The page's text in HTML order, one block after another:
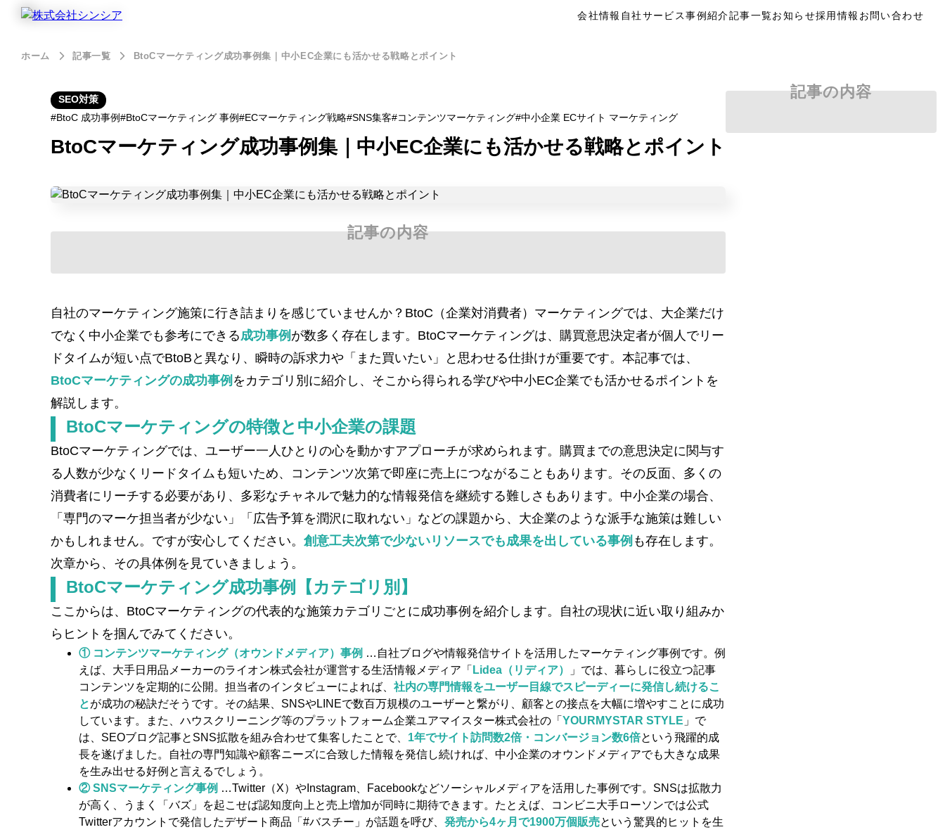
会社情報 自社サービス事例紹介記事一覧お知らせ採用情報 お問い合わせ
ホーム 記事一覧 BtoCマーケティング成功事例集｜中小EC企業にも活かせる戦略とポイント
SEO対策
BtoC 成功事例
BtoCマーケティング 事例 ECマーケティング戦略 SNS集客 コンテンツマーケティング 中小企業 ECサイト マーケティング
BtoCマーケティング成功事例集｜中小EC企業にも活かせる戦略とポイント
記事の内容
自社のマーケティング施策に行き詰まりを感じていませんか？BtoC（企業対消費者）マーケティングでは、大企業だけ
でなく中小企業でも参考にできる成功事例 が数多く存在します。BtoCマーケティングは、購買意思決定者が個人でリー
ドタイムが短い点でBtoBと異なり​、瞬時の訴求力や「また買いたい」と思わせる仕掛けが重要です。本記事では、
BtoCマーケティングの成功事例 をカテゴリ別に紹介し、そこから得られる学びや中小EC企業でも活かせるポイントを
解説します。
BtoCマーケティングの特徴と中小企業の課題
BtoCマーケティングでは、ユーザー一人ひとりの心を動かすアプローチが求められます。購買までの意思決定に関与す
る人数が少なくリードタイムも短いため、コンテンツ次第で即座に売上につながることもあります​。その反面、多くの
消費者にリーチする必要があり、多彩なチャネルで魅力的な情報発信を継続する難しさもあります​。中小企業の場合、
「専門のマーケ担当者が少ない」「広告予算を潤沢に取れない」などの課題から、大企業のような派手な施策は難しい
かもしれません。ですが安心してください。 創意工夫次第で少ないリソースでも成果を出している事例 も存在します。
次章から、その具体例を見ていきましょう。
BtoCマーケティング成功事例【カテゴリ別】
ここからは、BtoCマーケティングの代表的な施策カテゴリごとに成功事例を紹介します。自社の現状に近い取り組みか
らヒントを掴んでみてください。
① コンテンツマーケティング（オウンドメディア）事例 …自社ブログや情報発信サイトを活用したマーケティング事例です。例
えば、大手日用品メーカーのライオン株式会社が運営する生活情報メディア「 Lidea（リディア）
」では、暮らしに役立つ記事
コンテンツを定期的に公開。担当者のインタビューによれば、 社内の専門情報をユーザー目線でスピーディーに発信し続けるこ
とが成功の秘訣だそうです。その結果、SNSやLINEで数百万規模のユーザーと繋がり、顧客との接点を大幅に増やすことに成功
しています。また、ハウスクリーニング等のプラットフォーム企業ユアマイスター株式会社の「 YOURMYSTAR STYLE 」で
は、SEOブログ記事とSNS拡散を組み合わせて集客したことで、 1年でサイト訪問数2倍・コンバージョン数6倍という飛躍的成
長を遂げました​。自社の専門知識や顧客ニーズに合致した情報を発信し続ければ、中小企業のオウンドメディアでも大きな成果
を生み出せる好例と言えるでしょう。
② SNSマーケティング事例 …Twitter（X）やInstagram、Facebookなどソーシャルメディアを活用した事例です。SNSは拡散力
が高く、うまく「バズ」を起こせば認知度向上と売上増加が同時に期待できます。たとえば、コンビニ大手ローソンでは公式
Twitterアカウントで発信したデザート商品「#バスチー」が話題を呼び、 発売から4ヶ月で1900万個販売という驚異的ヒットを生
記事の内容